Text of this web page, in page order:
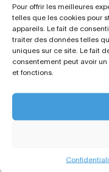
Pour offrir les meilleures
telles que les cookies pour
appareils. Le fait de
traiter des données telles
uniques sur ce site. Le fait
consentement peut avoir
et fonctions.
audacieux
et exigeant
Nous
avec